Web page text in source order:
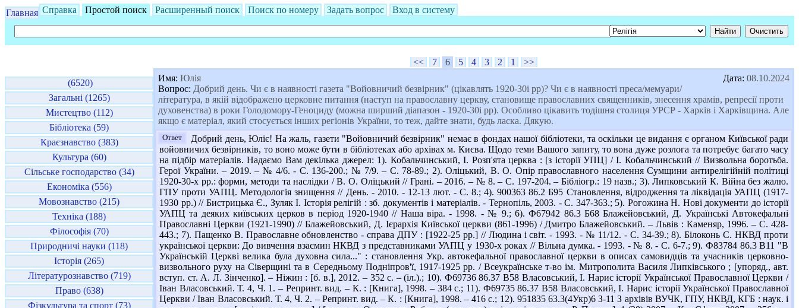
Главная Справка Простой поиск Расширенный поиск Поиск по номеру Задать вопрос Вход в систему
(6520)
Загальні (1265)
Мистецтво (112)
Бібліотека (59)
Краєзнавство (383)
Культура (60)
Сільське господарство (34)
Економіка (556)
Мовознавство (215)
Техніка (188)
Філософія (70)
Природничі науки (118)
Історія (265)
Літературознавство (719)
Право (638)
Фізкультура та спорт (73)
<< 7 6 5 4 3 2 1
>>
Дата: 08.10.2024
Имя: Юлія
Вопрос: Добрий день. Чи є в наявності газета "Войовничий безвірник" (цікавлять 1920-30і рр)? Чи є в наявності преса/мемуари/
література, в якій відображено церковне питання (наступ на православну церкву, становище православних священників, знесення храмів, репресії проти
духовенства) в роки Голодомору-Геноциду (можна ширший діапазон - 1920-30і рр). Особливо цікавить тодішня столиця УРСР - Харків і Харківщина. Але
якщо є матеріал, який стосується інших регіонів України, то теж, дайте знати, будь ласка. Дякую.
Ответ
Добрий день, Юліє! На жаль, газети "Войовничий безвірник" немає в фондах нашої бібліотеки, та оскільки це видання є органом Київської ради
войовничих безвірників, то воно може бути в бібліотеках або архівах м. Києва. Щодо теми Вашого запиту, то вона дуже розлога та потребує багато часу
на підбір матеріалів. Надаємо Вам декілька джерел: 1). Кобальчинський, І. Розп'ята церква : [з історії УПЦ] / І. Кобальчинський // Визвольна боротьба.
Герої України. – 2019. – № 4/6. - С. 136-200.; № 7/9. – С. 78-89.; 2). Оліцький, В. О. Опір православного населення Сумщини антирелігійній політиці
1920-30-х рр.: форми, методи та наслідки / В. О. Оліцький // Грані. – 2016. – № 8. – С. 197-204. – Бібліогр.: 19 назв.; 3). Липковський К. Війна без жалю.
ГПУ проти УАПЦ. Методологія знищення // День. - 2010. - 12-13 лют. - С. 8.; 4). 900363 86.2 Б95 Становлення, відродження та ліквідація УАПЦ (1917-
1930 рр.) // Бистрицька Є., Зуляк І. Історія релігій : зб. документів і матеріалів. - Тернопіль, 2003. - С. 347-363.; 5). Рогожина Н. Нові документи до історії
УАПЦ та деяких київських церков в період 1920-1940 // Наша віра. - 1998. - № 9.; 6). Ф67942 86.3 Б68 Блажейовський, Д. Українські Автокефальні
Православні Церкви (1921-1990) // Блажейовський, Д. Ієрархія Київської церкви (861-1996) / Дмитро Блажейовський. – Львів : Каменяр, 1996. – С. 428-
443.; 7). Пащенко В. Православне обновленство - справа ДПУ : [1922-25 рр.] // Людина і світ. - 1993. - № 11/12. - С. 34-39.; 8). Білоконь С. НКВД проти
української церкви: До вивчення взаємин НКВД з представниками УАПЦ у 1930-х роках // Вільна думка. - 1993. - № 8. - С. 6-7.; 9). Ф83784 86.3 В11 "В
Українській Церкві велика була духовна сила..." : становлення Укр. автокефальної православної церкви в описах самовидців та учасників церковно-
визвольного руху на Сіверщині та в Середньому Подніпров'ї, 1917-1925 рр. / Всеукраїнське т-во ім. Митрополита Василя Липківського ; [упоряд., авт.
вступ. ст. А. Л. Зінченко]. – Ніжин : [б. в.], 2012. – 352 с. – (іл.).; 10). Ф69736 86.37 В58 Власовський, І. Нарис історії Української Православної Церкви /
Іван Власовський. Т. 4, Ч. 1. – Репринт. вид. – К. : [Книга], 1998. – 384 с.; 11). Ф69735 86.37 В58 Власовський, І. Нарис історії Української Православної
Церкви / Іван Власовський. Т. 4, Ч. 2. – Репринт. вид. – К. : [Книга], 1998. – 416 с.; 12). 951835 63.3(4Укр)6 З-11 З архівів ВУЧК, ГПУ, НКВД, КГБ : наук. і